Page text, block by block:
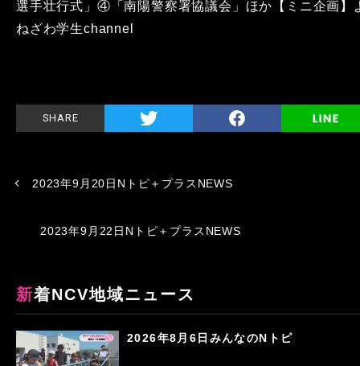
選手壮行式」④「南陽警察署協議会」ほか【ミニ企画】
ねざわ学生channel
SHARE
2023年9月20日Nトピ＋プラスNEWS
2023年9月22日Nトピ＋プラスNEWS
新着NCV地域ニュース
2026年8月6日みんなのNトピ